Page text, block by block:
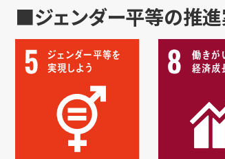
■ジェンダー平等の推